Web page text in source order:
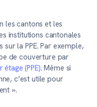
les cantons et les
institutions cantonales
la PPE. Par exemple,
de couverture par
(PPE). Même si
c’est utile pour
».